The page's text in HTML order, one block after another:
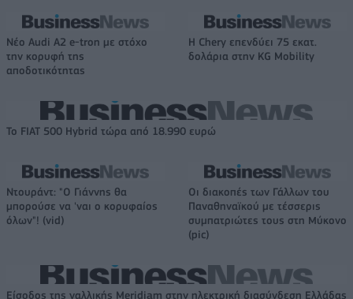
Νέο Audi A2 e-tron με στόχο
την κορυφή της
αποδοτικότητας
Η Chery επενδύει 75 εκατ.
δολάρια στην KG Mobility
Το FIAT 500 Hybrid τώρα από 18.990 ευρώ
Ντουράντ: "Ο Γιάννης θα
μπορούσε να 'ναι ο κορυφαίος
όλων"! (vid)
Οι διακοπές των Γάλλων του
Παναθηναϊκού με τέσσερις
συμπατριώτες τους στη Μύκονο
(pic)
Είσοδος της γαλλικής Meridiam στην ηλεκτρική διασύνδεση Ελλάδας